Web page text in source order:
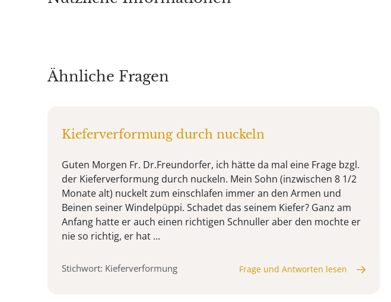
Ähnliche Fragen
Kieferverformung durch nuckeln
Guten Morgen Fr. Dr.Freundorfer, ich hätte da mal eine Frage bzgl.
der Kieferverformung durch nuckeln. Mein Sohn (inzwischen 8 1/2
Monate alt) nuckelt zum einschlafen immer an den Armen und
Beinen seiner Windelpüppi. Schadet das seinem Kiefer? Ganz am
Anfang hatte er auch einen richtigen Schnuller aber den mochte er
nie so richtig, er hat ...
Stichwort: Kieferverformung Frage und Antworten lesen